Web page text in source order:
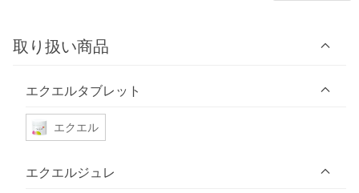
取り扱い商品
エクエルタブレット
エクエル
エクエルジュレ